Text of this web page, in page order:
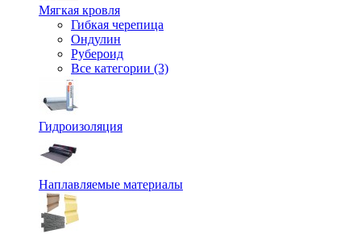
Мягкая кровля
Гибкая черепица
Ондулин
Рубероид
Все категории (3)
Гидроизоляция
Наплавляемые материалы